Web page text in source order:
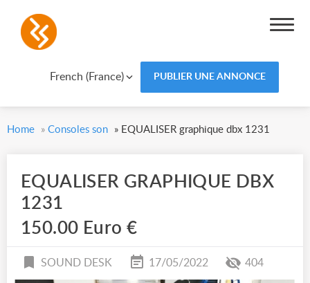
French (France) PUBLIER UNE ANNONCE
Home » Consoles son » EQUALISER graphique dbx 1231
EQUALISER GRAPHIQUE DBX
1231
150.00 Euro €
SOUND DESK 17/05/2022 404